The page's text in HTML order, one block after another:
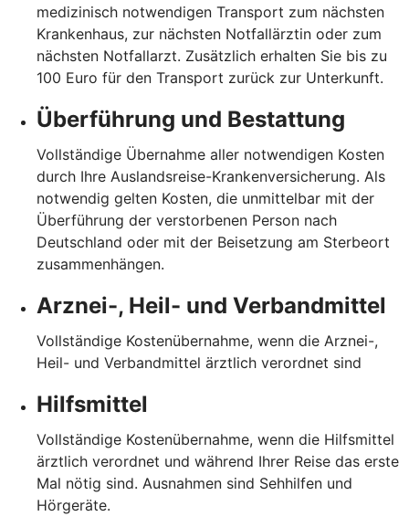
medizinisch notwendigen Transport zum nächsten
Krankenhaus, zur nächsten Notfallärztin oder zum
nächsten Notfallarzt. Zusätzlich erhalten Sie bis zu
100 Euro für den Transport zurück zur Unterkunft.
Überführung und Bestattung
Vollständige Übernahme aller notwendigen Kosten
durch Ihre Auslandsreise-Krankenversicherung. Als
notwendig gelten Kosten, die unmittelbar mit der
Überführung der verstorbenen Person nach
Deutschland oder mit der Beisetzung am Sterbeort
zusammenhängen.
Arznei-, Heil- und Verbandmittel
Vollständige Kostenübernahme, wenn die Arznei-,
Heil- und Verbandmittel ärztlich verordnet sind
Hilfsmittel
Vollständige Kostenübernahme, wenn die Hilfsmittel
ärztlich verordnet und während Ihrer Reise das erste
Mal nötig sind. Ausnahmen sind Sehhilfen und
Hörgeräte.